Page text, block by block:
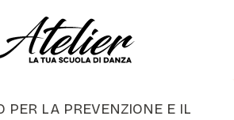
PER LA PREVENZIONE E IL